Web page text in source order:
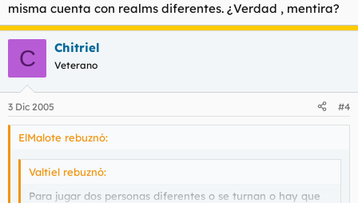
misma cuenta con realms diferentes. ¿Verdad , mentira?
C Chitriel
Veterano
3 Dic 2005 #4
ElMalote rebuznó:
Valtiel rebuznó:
Para jugar dos personas diferentes o se turnan o hay que